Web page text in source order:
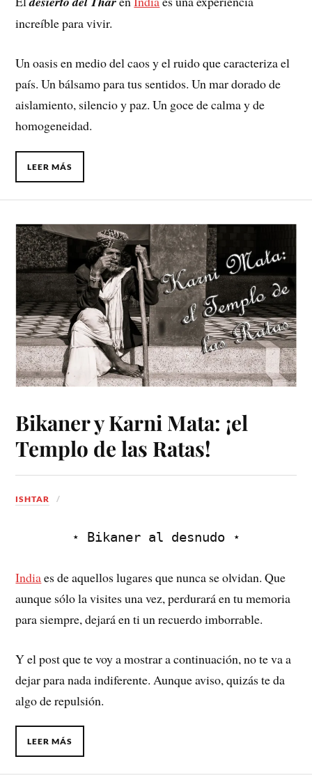
increíble para vivir.
Un oasis en medio del caos y el ruido que caracteriza el
país. Un bálsamo para tus sentidos. Un mar dorado de
aislamiento, silencio y paz. Un goce de calma y de
homogeneidad.
LEER MÁS
Bikaner y Karni Mata: ¡el
Templo de las Ratas!
ISHTAR
⋆ Bikaner al desnudo ⋆
Indiaes de aquellos lugares que nunca se olvidan. Que
aunque sólo la visites una vez, perdurará en tu memoria
para siempre, dejará en ti un recuerdo imborrable.
Y el post que te voy a mostrar a continuación, no te va a
dejar para nada indiferente. Aunque aviso, quizás te da
algo de repulsión.
LEER MÁS